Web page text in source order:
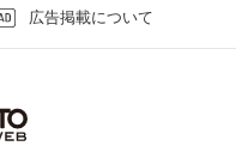
広告掲載について